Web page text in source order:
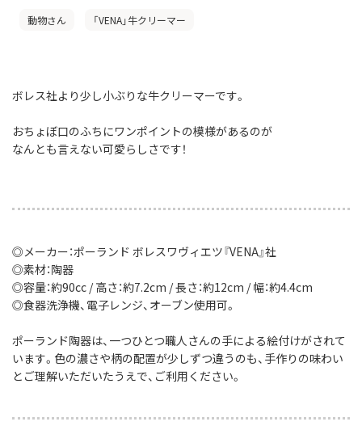
動物さん 「VENA」牛クリーマー
ボレス社より少し小ぶりな牛クリーマーです。
おちょぼ口のふちにワンポイントの模様があるのが
なんとも言えない可愛らしさです！
◎メーカー：ポーランド ボレスワヴィエツ『VENA』社
◎素材：陶器
◎容量：約90cc / 高さ：約7.2cm / 長さ：約12cm / 幅：約4.4cm
◎食器洗浄機、電子レンジ、オーブン使用可。
ポーランド陶器は、一つひとつ職人さんの手による絵付けがされて
います。色の濃さや柄の配置が少しずつ違うのも、手作りの味わい
とご理解いただいたうえで、ご利用ください。